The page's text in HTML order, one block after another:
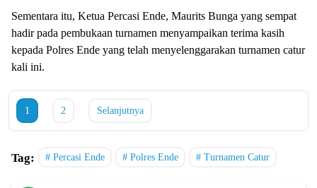
Sementara itu, Ketua Percasi Ende, Maurits Bunga yang sempat
hadir pada pembukaan turnamen menyampaikan terima kasih
kepada Polres Ende yang telah menyelenggarakan turnamen catur
kali ini.
1 2 Selanjutnya
Tag: Percasi Ende Polres Ende Turnamen Catur